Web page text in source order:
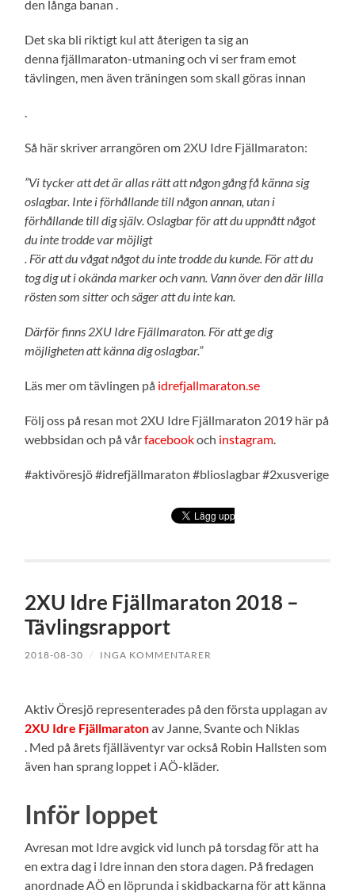
den långa banan .
Det ska bli riktigt kul att återigen ta sig an
denna fjällmaraton-utmaning och vi ser fram emot
tävlingen, men även träningen som skall göras innan
.
Så här skriver arrangören om 2XU Idre Fjällmaraton:
”Vi tycker att det är allas rätt att någon gång få känna sig
oslagbar. Inte i förhållande till någon annan, utan i
förhållande till dig själv. Oslagbar för att du uppnått något
du inte trodde var möjligt
. För att du vågat något du inte trodde du kunde. För att du
tog dig ut i okända marker och vann. Vann över den där lilla
rösten som sitter och säger att du inte kan.
Därför finns 2XU Idre Fjällmaraton. För att ge dig
möjligheten att känna dig oslagbar.”
Läs mer om tävlingen på idrefjallmaraton.se
Följ oss på resan mot 2XU Idre Fjällmaraton 2019 här på
webbsidan och på vårfacebookoch instagram.
#aktivöresjö #idrefjällmaraton #blioslagbar #2xusverige
2XU Idre Fjällmaraton 2018 –
Tävlingsrapport
2018-08-30 / INGA KOMMENTARER
Aktiv Öresjö representerades på den första upplagan av
2XU Idre Fjällmaratonav Janne, Svante och Niklas
. Med på årets fjälläventyr var också Robin Hallsten som
även han sprang loppet i AÖ-kläder.
Inför loppet
Avresan mot Idre avgick vid lunch på torsdag för att ha
en extra dag i Idre innan den stora dagen. På fredagen
anordnade AÖ en löprunda i skidbackarna för att känna